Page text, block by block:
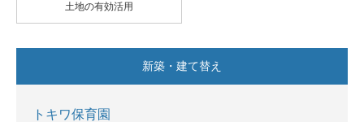
土地の有効活用
新築・建て替え
トキワ保育園